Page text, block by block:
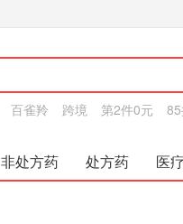
百雀羚 跨境 第2件0元
非处方药 处方药 医